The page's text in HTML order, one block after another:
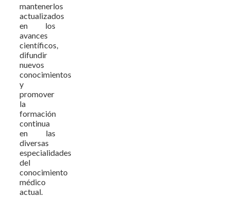
mantenerlos
actualizados
en los
avances
científicos,
difundir
nuevos
conocimientos
y
promover
la
formación
continua
en las
diversas
especialidades
del
conocimiento
médico
actual.